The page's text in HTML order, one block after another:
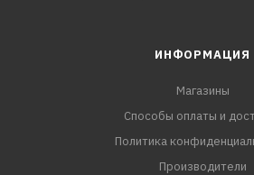
ИНФОРМАЦИЯ
Магазины
Способы оплаты и
Политика
Производители